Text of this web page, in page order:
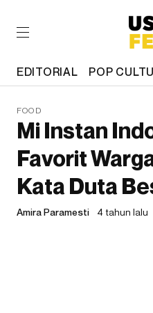
EDITORIAL POP
FOOD
Mi Instan
Favorit
Kata Duta
Amira Paramesti 4 tahun lalu